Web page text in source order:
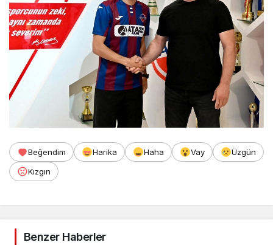
Beğendim Harika Haha Vay
Üzgün
Kızgın
Benzer Haberler